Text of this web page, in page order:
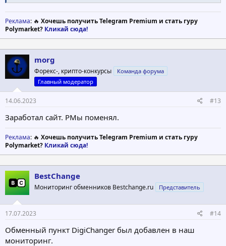
Реклама: 🔥 Хочешь получить Telegram Premium и стать гуру
Polymarket? Кликай сюда!
morg
Форекс-, крипто-конкурсы
Команда форума
Главный модератор
14.06.2023 #13
Заработал сайт. PMы поменял.
Реклама: 🔥 Хочешь получить Telegram Premium и стать гуру
Polymarket? Кликай сюда!
BestChange
Мониторинг обменников Bestchange.ru Представитель
17.07.2023 #14
Обменный пункт DigiChanger был добавлен в наш
мониторинг.